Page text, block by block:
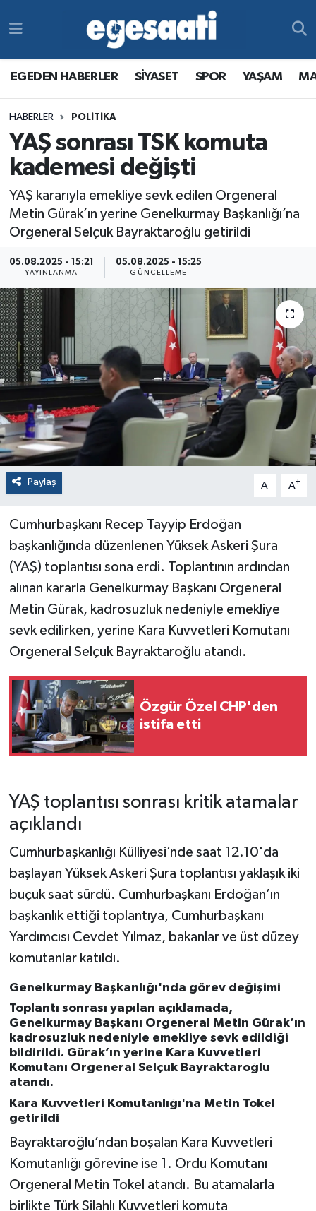
EGEDEN HABERLER SİYASET SPOR YAŞAM
HABERLER POLITIKA
YAŞ sonrası TSK komuta
kademesi değişti
YAŞ kararıyla emekliye sevk edilen Orgeneral
Metin Gürak’ın yerine Genelkurmay Başkanlığı’na
Orgeneral Selçuk Bayraktaroğlu getirildi
05.08.2025 - 15:21
YAYINLANMA
05.08.2025 - 15:25
GÜNCELLEME
Paylaş A- A+
Cumhurbaşkanı Recep Tayyip Erdoğan
başkanlığında düzenlenen Yüksek Askeri Şura
(YAŞ) toplantısı sona erdi. Toplantının ardından
alınan kararla Genelkurmay Başkanı Orgeneral
Metin Gürak, kadrosuzluk nedeniyle emekliye
sevk edilirken, yerine Kara Kuvvetleri Komutanı
Orgeneral Selçuk Bayraktaroğlu atandı.
Özgür Özel CHP'den
istifa etti
YAŞ toplantısı sonrası kritik atamalar
açıklandı
Cumhurbaşkanlığı Külliyesi’nde saat 12.10'da
başlayan Yüksek Askeri Şura toplantısı yaklaşık iki
buçuk saat sürdü. Cumhurbaşkanı Erdoğan’ın
başkanlık ettiği toplantıya, Cumhurbaşkanı
Yardımcısı Cevdet Yılmaz, bakanlar ve üst düzey
komutanlar katıldı.
Genelkurmay Başkanlığı'nda görev değişimi
Toplantı sonrası yapılan açıklamada,
Genelkurmay Başkanı Orgeneral Metin Gürak’ın
kadrosuzluk nedeniyle emekliye sevk edildiği
bildirildi. Gürak’ın yerine Kara Kuvvetleri
Komutanı Orgeneral Selçuk Bayraktaroğlu
atandı.
Kara Kuvvetleri Komutanlığı'na Metin Tokel
getirildi
Bayraktaroğlu’ndan boşalan Kara Kuvvetleri
Komutanlığı görevine ise 1. Ordu Komutanı
Orgeneral Metin Tokel atandı. Bu atamalarla
birlikte Türk Silahlı Kuvvetleri komuta
MAGAZİN
RESMİ REKLAMLAR
YAŞAM
MAGAZİN
RESMİ REKLAMLAR
Egemax TV
Tüm Manşetler
Son Dakika Haberleri
Haber Arşivi